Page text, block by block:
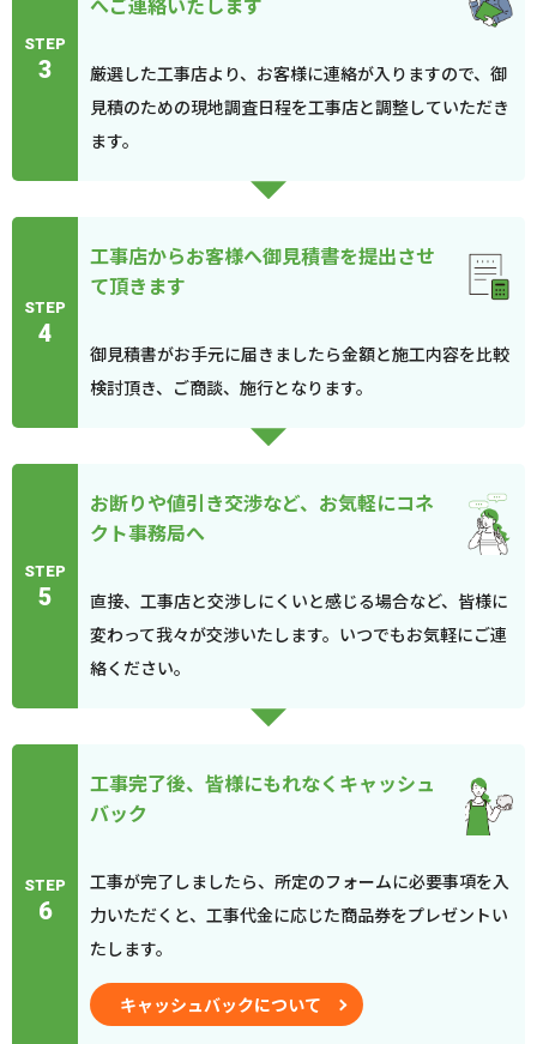
STEP
3
厳選した工事店より、お客様に連絡が入りますので、御
見積のための現地調査日程を工事店と調整していただき
ます。
STEP
4
工事店からお客様へ御見積書を提出させ
て頂きます
御見積書がお手元に届きましたら金額と施工内容を比較
検討頂き、ご商談、施行となります。
STEP
5
お断りや値引き交渉など、お気軽にコネ
クト事務局へ
直接、工事店と交渉しにくいと感じる場合など、皆様に
変わって我々が交渉いたします。いつでもお気軽にご連
絡ください。
STEP
6
工事完了後、皆様にもれなくキャッシュ
バック
工事が完了しましたら、所定のフォームに必要事項を入
力いただくと、工事代金に応じた商品券をプレゼントい
たします。
キャッシュバックについて